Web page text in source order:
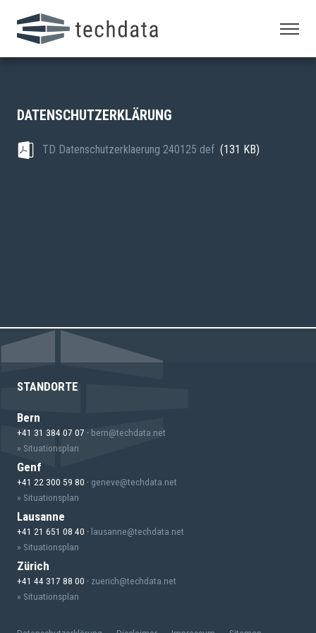
DATENSCHUTZERKLÄRUNG
TD Datenschutzerklaerung 240125 def (131 KB)
STANDORTE
Bern
+41 31 384 07 07 · bern
techdata.net
» Situationsplan
Genf
+41 22 300 59 80 · geneve
techdata.net
» Situationsplan
Lausanne
+41 21 651 08 40 · lausanne
techdata.net
» Situationsplan
Zürich
+41 44 317 88 00 · zuerich
techdata.net
» Situationsplan